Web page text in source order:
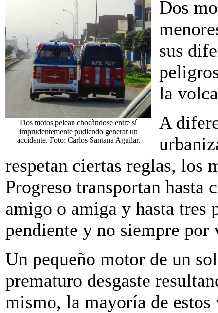
Dos motos pelean chocàndose entre sí
imprudentemente pudiendo generar un
accidente. Foto: Carlos Santana Aguilar.
Dos
sus
la
A
respetan ciertas reglas, los
Progreso transportan hasta
amigo o amiga y hasta tres
pendiente y no siempre por
Un pequeño motor de un
prematuro desgaste
mismo, la mayoría de